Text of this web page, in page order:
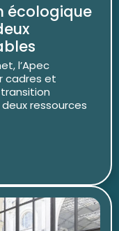
écologique
l’Apec
cadres et
ressources